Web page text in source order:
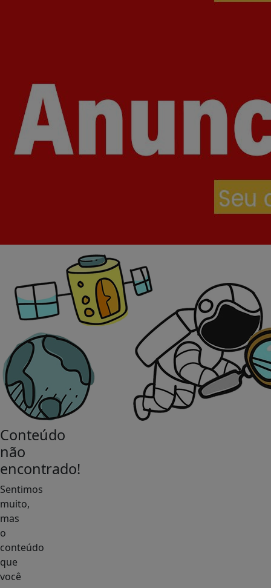
Conteúdo
não
encontrado!
Sentimos
muito,
mas
o
conteúdo
que
você